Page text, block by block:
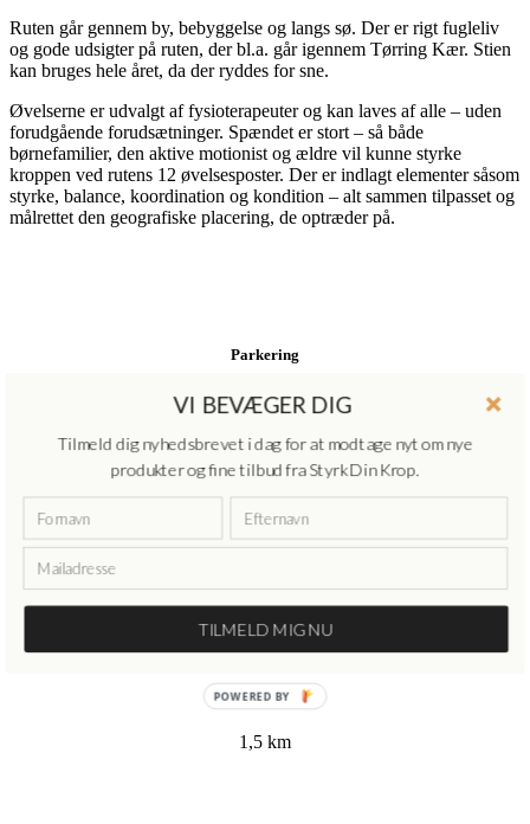
Ruten går gennem by, bebyggelse og langs sø. Der er rigt fugleliv
og gode udsigter på ruten, der bl.a. går igennem Tørring Kær. Stien
kan bruges hele året, da der ryddes for sne.
Øvelserne er udvalgt af fysioterapeuter og kan laves af alle – uden
forudgående forudsætninger. Spændet er stort – så både
børnefamilier, den aktive motionist og ældre vil kunne styrke
kroppen ved rutens 12 øvelsesposter. Der er indlagt elementer såsom
styrke, balance, koordination og kondition – alt sammen tilpasset og
målrettet den geografiske placering, de optræder på.
Parkering
Tørring Camping, Bredgade 67, 7160 Tørring
Se placering i Google Maps
Rute
Se ruteforløbet på Hjerteforeningens hjemmeside
Længde
1,5 km
VI BEVÆGER DIG
Tilmeld dig nyhedsbrevet i dag for at modtage nyt om nye
produkter og fine tilbud fra Styrk Din Krop.
TILMELD MIG NU
POWERED BY